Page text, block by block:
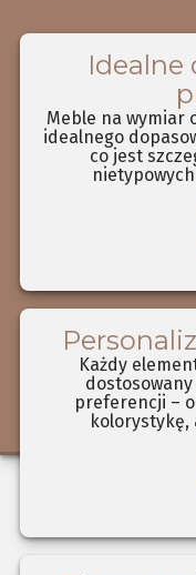
Idealne
Meble na wymiar
idealnego
co jest
Każdy
preferencji –
kolorystykę,